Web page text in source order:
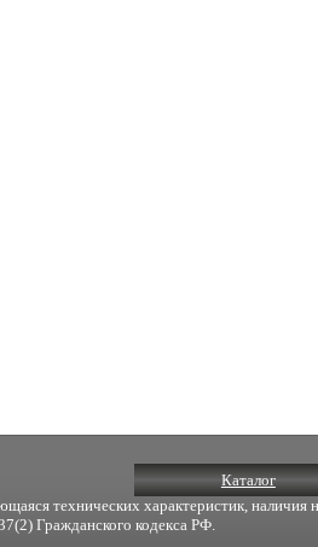
Каталог
технических характеристик,
Гражданского кодекса РФ.